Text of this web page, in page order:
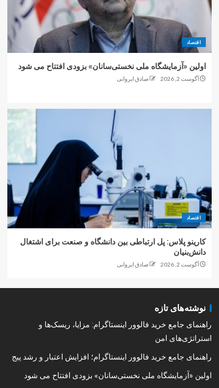
اقتصاد
اولین «آزمایشگاه ملی نخستی‌سانان» بزودی افتتاح می شود
آگوست 2, 2026 صادق ایروانی
اقتصاد
کارینو پلاس: پل ارتباطی بین دانشگاه و صنعت برای اشتغال
دانش‌بنیان
آگوست 2, 2026 صادق ایروانی
نوشته‌های تازه
راهنمای جامع خرید فالوور اینستاگرام: مزایا، ریسک‌ها و
استراتژی‌های امن
راهنمای جامع خرید فالوور اینستاگرام؛ افزایش اعتبار و رشد پیج
اولین «آزمایشگاه ملی نخستی‌سانان» بزودی افتتاح می شود